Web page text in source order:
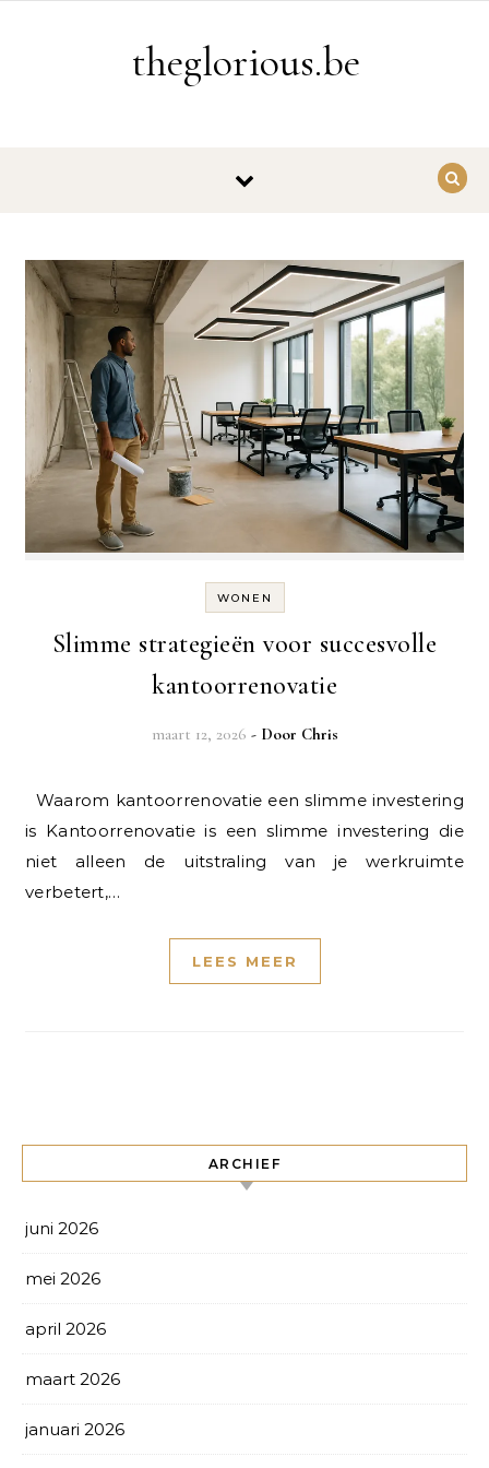
theglorious.be
WONEN
Slimme strategieën voor succesvolle
kantoorrenovatie
maart 12, 2026 - Door Chris
Waarom kantoorrenovatie een slimme investering
is Kantoorrenovatie is een slimme investering die
niet alleen de uitstraling van je werkruimte
verbetert,…
LEES MEER
ARCHIEF
juni 2026
mei 2026
april 2026
maart 2026
januari 2026